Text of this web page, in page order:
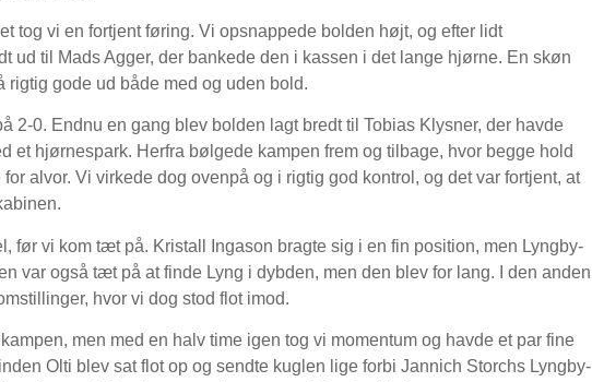
tog vi en fortjent føring. Vi opsnappede bolden højt, og efter lidt
ud til Mads Agger, der bankede den i kassen i det lange hjørne. En skøn
rigtig gode ud både med og uden bold.
2-0. Endnu en gang blev bolden lagt bredt til Tobias Klysner, der havde
et hjørnespark. Herfra bølgede kampen frem og tilbage, hvor begge hold
alvor. Vi virkede dog ovenpå og i rigtig god kontrol, og det var fortjent, at
før vi kom tæt på. Kristall Ingason bragte sig i en fin position, men Lyngby-
var også tæt på at finde Lyng i dybden, men den blev for lang. I den anden
hvor vi dog stod flot imod.
men med en halv time igen tog vi momentum og havde et par fine
Olti blev sat flot op og sendte kuglen lige forbi Jannich Storchs Lyngby-